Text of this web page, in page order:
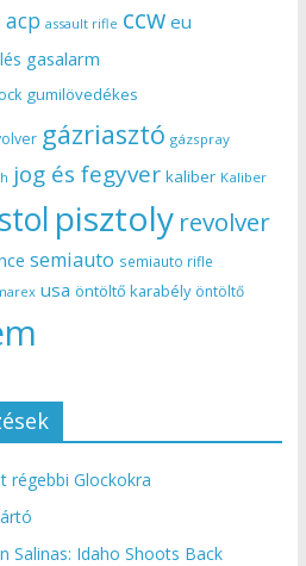
acp assault rifle ccw eu
gasalarm
gumilövedékes
gázriasztó gázspray
jog és fegyver kaliber Kaliber
pisztoly revolver
semiauto semiauto rifle
usa öntöltő karabély öntöltő
régebbi Glockokra
Salinas: Idaho Shoots Back